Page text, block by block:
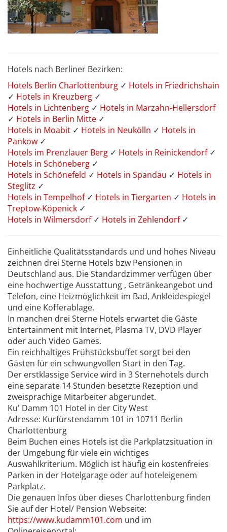
Hotels nach Berliner Bezirken:
Hotels Berlin Charlottenburg ✓ Hotels in Friedrichshain
✓ Hotels in Kreuzberg ✓
Hotels in Lichtenberg ✓ Hotels in Marzahn-Hellersdorf
✓ Hotels in Berlin Mitte ✓
Hotels in Moabit ✓ Hotels in Neukölln ✓ Hotels in
Pankow ✓
Hotels im Prenzlauer Berg ✓ Hotels in Reinickendorf ✓
Hotels in Schöneberg ✓
Hotels in Schönefeld ✓ Hotels in Spandau ✓ Hotels in
Steglitz ✓
Hotels in Tempelhof ✓ Hotels in Tiergarten ✓ Hotels in
Treptow-Köpenick ✓
Hotels in Wilmersdorf ✓ Hotels in Zehlendorf✓
Einheitliche Qualitätsstandards und und hohes Niveau
zeichnen drei Sterne Hotels bzw Pensionen in
Deutschland aus. Die Standardzimmer verfügen über
eine hochwertige Ausstattung , Getränkeangebot und
Telefon, eine Heizmöglichkeit im Bad, Ankleidespiegel
und eine Kofferablage.
In manchen drei Sterne Hotels erwartet die Gäste
Entertainment mit Internet, Plasma TV, DVD Player
oder auch Video Games.
Ein reichhaltiges Frühstücksbuffet sorgt bei den
Gästen für ein schwungvollen Start in den Tag.
Der erstklassige Service wird in 3 Sternehotels durch
eine separate 14 Stunden besetzte Rezeption und
zweisprachige Mitarbeiter abgerundet.
Ku' Damm 101 Hotel in der City West
Adresse: Kurfürstendamm 101 in 10711 Berlin
Charlottenburg
Beim Buchen eines Hotels ist die Parkplatzsituation in
der Umgebung für viele ein wichtiges
Auswahlkriterium. Möglich ist häufig ein kostenfreies
Parken in der Hotelgarage oder auf hoteleigenem
Parkplatz.
Die genauen Infos über dieses Charlottenburg finden
Sie auf der Hotel/ Pension Webseite:
https://www.kudamm101.com und im